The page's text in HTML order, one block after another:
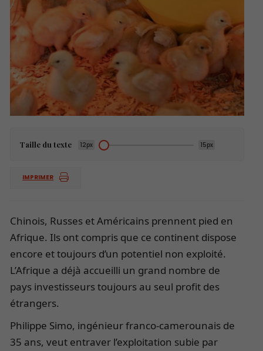
Taille du texte 12px 15px
IMPRIMER
Chinois, Russes et Américains prennent pied en
Afrique. Ils ont compris que ce continent dispose
encore et toujours d’un potentiel non exploité.
L’Afrique a déjà accueilli un grand nombre de
pays investisseurs toujours au seul profit des
étrangers.
Philippe Simo, ingénieur franco-camerounais de
35 ans, veut entraver l’exploitation subie par